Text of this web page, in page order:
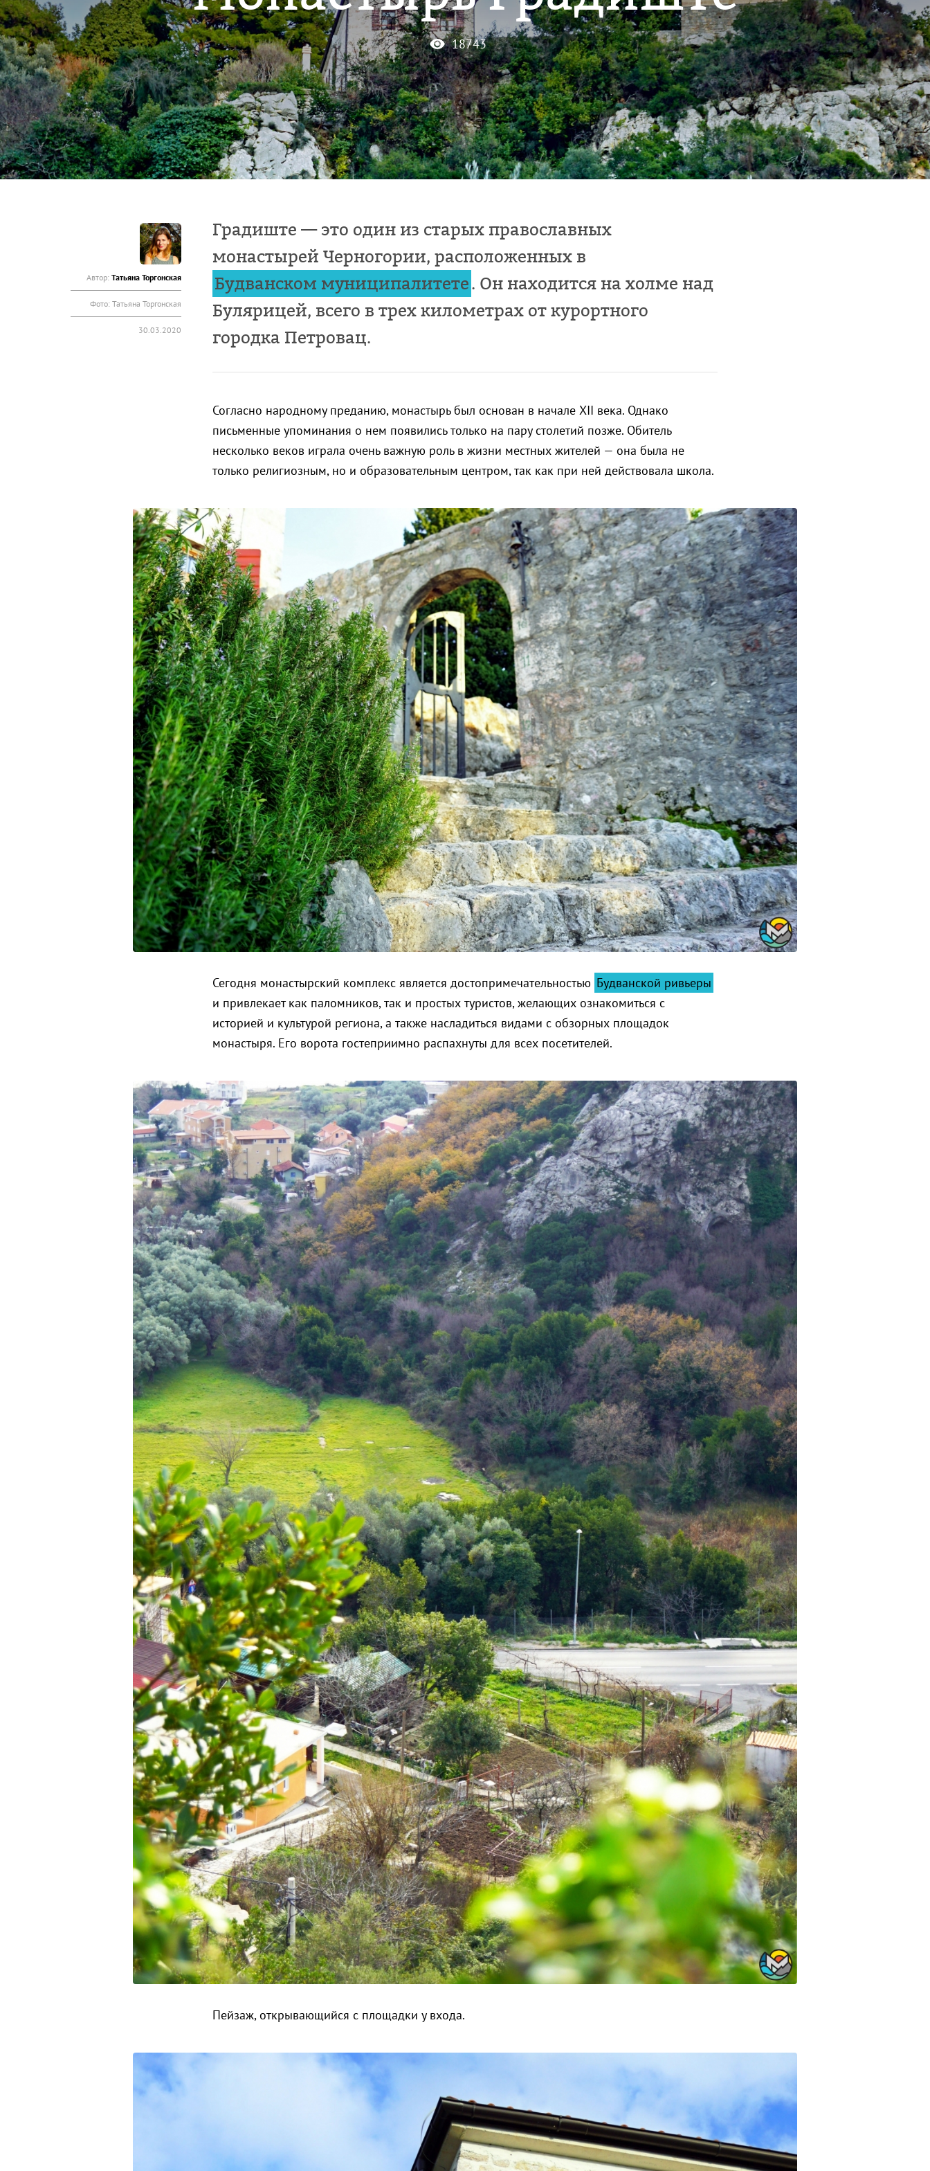
18743
Автор: Татьяна Торгонская
Фото: Татьяна Торгонская
30.03.2020
Градиште — это один из старых православных
монастырей Черногории, расположенных в
Будванском муниципалитете. Он находится на холме над
Булярицей, всего в трех километрах от курортного
городка Петровац.
Согласно народному преданию, монастырь был основан в начале XII века. Однако
письменные упоминания о нем появились только на пару столетий позже. Обитель
несколько веков играла очень важную роль в жизни местных жителей — она была не
только религиозным, но и образовательным центром, так как при ней действовала школа.
Сегодня монастырский комплекс является достопримечательностью Будванской ривьеры
и привлекает как паломников, так и простых туристов, желающих ознакомиться с
историей и культурой региона, а также насладиться видами с обзорных площадок
монастыря. Его ворота гостеприимно распахнуты для всех посетителей.
Пейзаж, открывающийся с площадки у входа.